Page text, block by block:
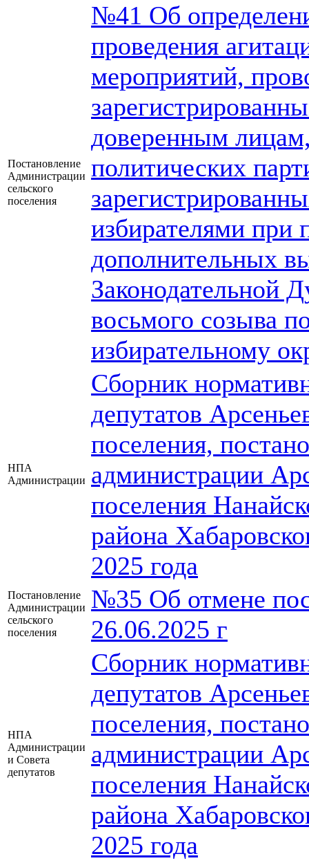
Постановление
Администрации
сельского
поселения
№41 Об
проведения
мероприятий,
доверенным
политических
избирателями при
дополнительных
Законодательной
восьмого созыва
избирательному
НПА
Администрации
Сборник
депутатов
поселения,
администрации
поселения
района
2025 года
Постановление
Администрации
сельского
поселения
№35 Об отмене
26.06.2025 г
НПА
Администрации
и Совета
депутатов
Сборник
депутатов
поселения,
администрации
поселения
района
2025 года